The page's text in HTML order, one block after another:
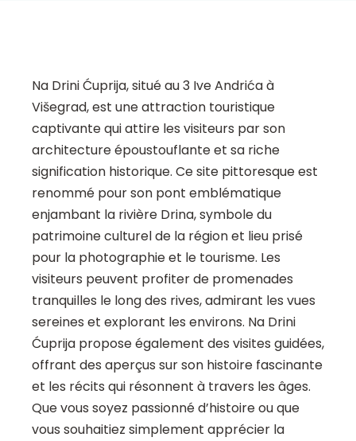
Na Drini Ćuprija, situé au 3 Ive Andrića à
Višegrad, est une attraction touristique
captivante qui attire les visiteurs par son
architecture époustouflante et sa riche
signification historique. Ce site pittoresque est
renommé pour son pont emblématique
enjambant la rivière Drina, symbole du
patrimoine culturel de la région et lieu prisé
pour la photographie et le tourisme. Les
visiteurs peuvent profiter de promenades
tranquilles le long des rives, admirant les vues
sereines et explorant les environs. Na Drini
Ćuprija propose également des visites guidées,
offrant des aperçus sur son histoire fascinante
et les récits qui résonnent à travers les âges.
Que vous soyez passionné d’histoire ou que
vous souhaitiez simplement apprécier la